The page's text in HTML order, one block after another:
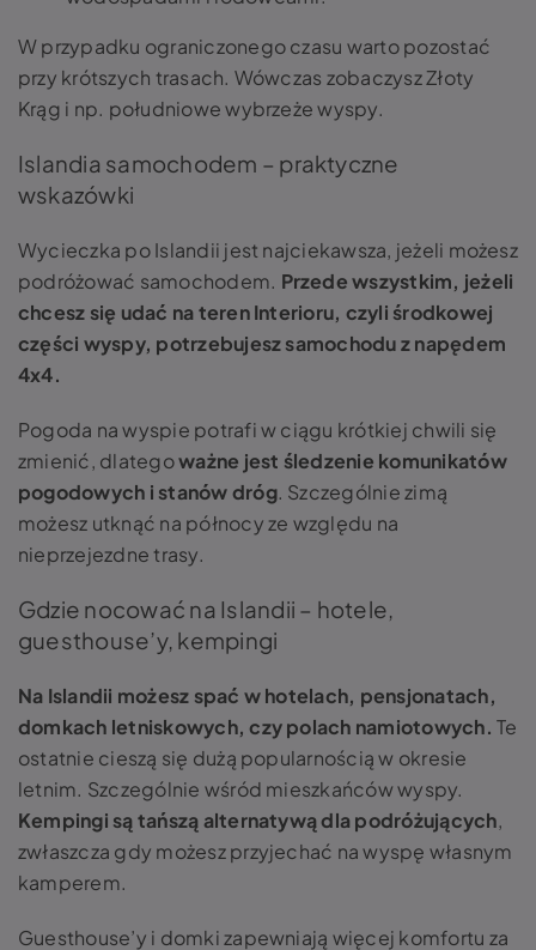
W przypadku ograniczonego czasu warto pozostać
przy krótszych trasach. Wówczas zobaczysz Złoty
Krąg i np. południowe wybrzeże wyspy.
Islandia samochodem – praktyczne
wskazówki
Wycieczka po Islandii jest najciekawsza, jeżeli możesz
podróżować samochodem. Przede wszystkim, jeżeli
chcesz się udać na teren Interioru, czyli środkowej
części wyspy, potrzebujesz samochodu z napędem
4x4.
Pogoda na wyspie potrafi w ciągu krótkiej chwili się
zmienić, dlategoważne jest śledzenie komunikatów
pogodowych i stanów dróg. Szczególnie zimą
możesz utknąć na północy ze względu na
nieprzejezdne trasy.
Gdzie nocować na Islandii – hotele,
guesthouse’y, kempingi
Na Islandii możesz spać w hotelach, pensjonatach,
domkach letniskowych, czy polach namiotowych.Te
ostatnie cieszą się dużą popularnością w okresie
letnim. Szczególnie wśród mieszkańców wyspy.
Kempingi są tańszą alternatywą dla podróżujących,
zwłaszcza gdy możesz przyjechać na wyspę własnym
kamperem.
Guesthouse’y i domki zapewniają więcej komfortu za